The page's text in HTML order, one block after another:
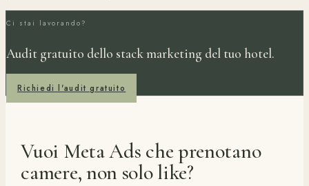
Ci stai lavorando?
Audit gratuito dello stack marketing del tuo hotel.
Richiedi l'audit gratuito
Vuoi Meta Ads che prenotano
camere, non solo like?